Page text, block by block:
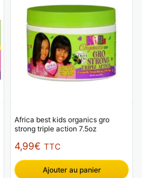
Africa best kids organics gro
strong triple action 7.5oz
4,99€ TTC
Ajouter au panier